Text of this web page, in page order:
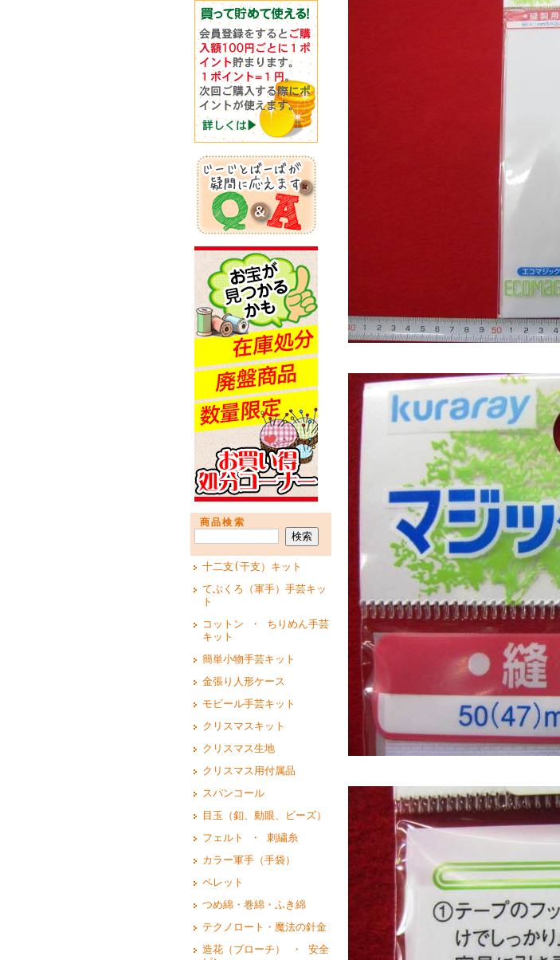
商品検索
十二支(干支）キット
てぶくろ（軍手）手芸キッ
ト
コットン ・ ちりめん手芸
キット
簡単小物手芸キット
金張り人形ケース
モビール手芸キット
クリスマスキット
クリスマス生地
クリスマス用付属品
スパンコール
目玉（釦、動眼、ビーズ）
フェルト ・ 刺繍糸
カラー軍手（手袋）
ペレット
つめ綿・巻綿・ふき綿
テクノロート・魔法の針金
造花（ブローチ） ・ 安全